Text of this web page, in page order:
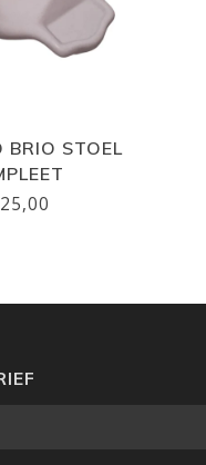
BRIO STOEL